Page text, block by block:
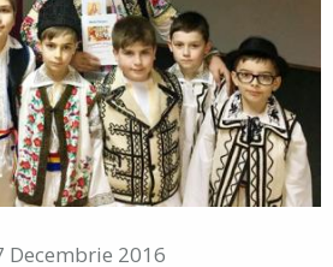
Decembrie 2016